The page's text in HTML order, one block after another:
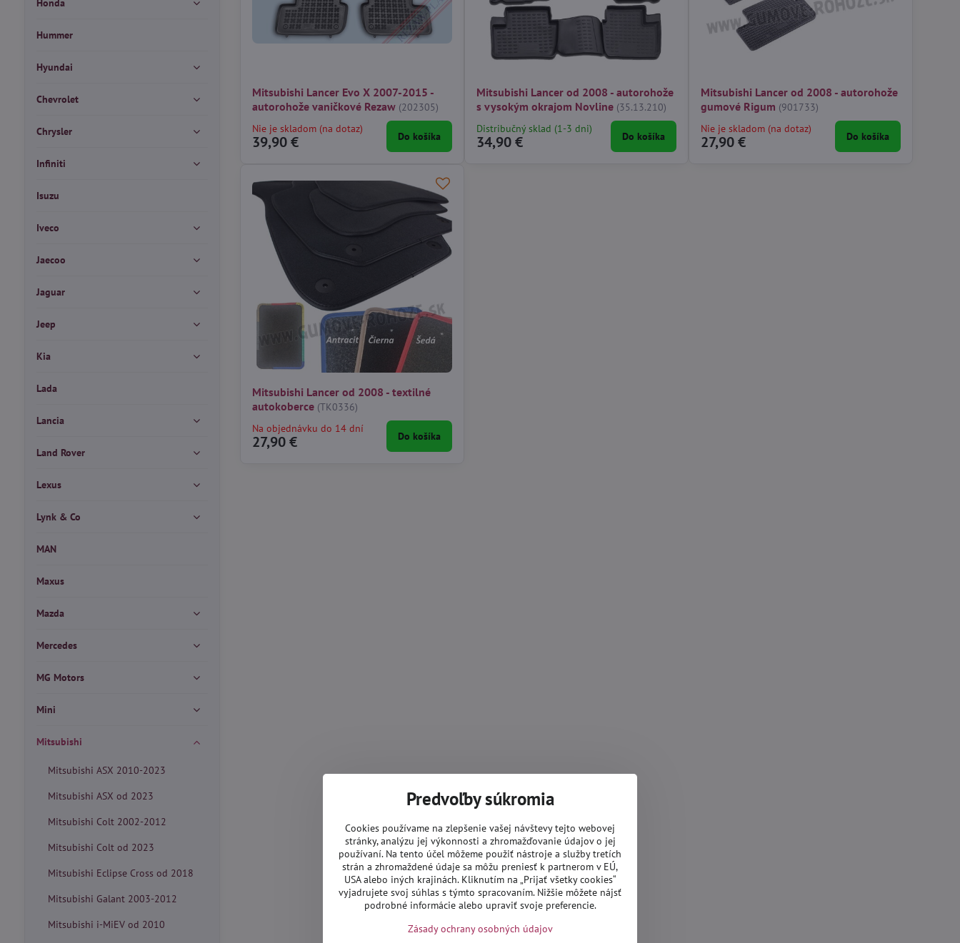
Mitsubishi Lancer Evo X 2007-2015 -
autorohože vaničkové Rezaw (202305)
Nie je skladom (na dotaz)
39,90 € Do košíka
Mitsubishi Lancer od 2008 - autorohože
s vysokým okrajom Novline (35.13.210)
Distribučný sklad (1-3 dni)
34,90 € Do košíka
Mitsubishi Lancer od 2008 - autorohože
gumové Rigum (901733)
Nie je skladom (na dotaz)
27,90 € Do košíka
Mitsubishi Lancer od 2008 - textilné
autokoberce (TK0336)
Na objednávku do 14 dní
27,90 € Do košíka
Honda
Hummer
Hyundai
Chevrolet
Chrysler
Infiniti
Isuzu
Iveco
Jaecoo
Jaguar
Jeep
Kia
Lada
Lancia
Land Rover
Lexus
Lynk & Co
MAN
Maxus
Mazda
Mercedes
MG Motors
Mini
Mitsubishi
Mitsubishi ASX 2010-2023
Mitsubishi ASX od 2023
Mitsubishi Colt 2002-2012
Mitsubishi Colt od 2023
Mitsubishi Eclipse Cross od 2018
Mitsubishi Galant 2003-2012
Mitsubishi i-MiEV od 2010
Predvoľby súkromia
Cookies používame na zlepšenie vašej návštevy tejto webovej
stránky, analýzu jej výkonnosti a zhromažďovanie údajov o jej
používaní. Na tento účel môžeme použiť nástroje a služby tretích
strán a zhromaždené údaje sa môžu preniesť k partnerom v EÚ,
USA alebo iných krajinách. Kliknutím na „Prijať všetky cookies“
vyjadrujete svoj súhlas s týmto spracovaním. Nižšie môžete nájsť
podrobné informácie alebo upraviť svoje preferencie.
Zásady ochrany osobných údajov